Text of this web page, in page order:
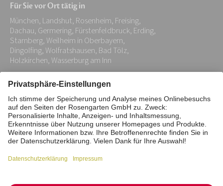
Adresse:
*
Für Sie vor Ort tätig in
München, Landshut, Rosenheim, Freising,
Dachau, Germering, Fürstenfeldbruck, Erding,
Starnberg, Weilheim in Oberbayern,
Dingolfing, Wolfratshausen, Bad Tölz,
Holzkirchen, Wasserburg am Inn
Impressum Datenschutz
Stiftung
Interne Meldestelle
Zahlungsmittel
Barrierefreiheitserklärung
Vertrag widerrufen